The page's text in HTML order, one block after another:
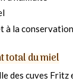
à la conservation
total du miel
des cuves Fritz